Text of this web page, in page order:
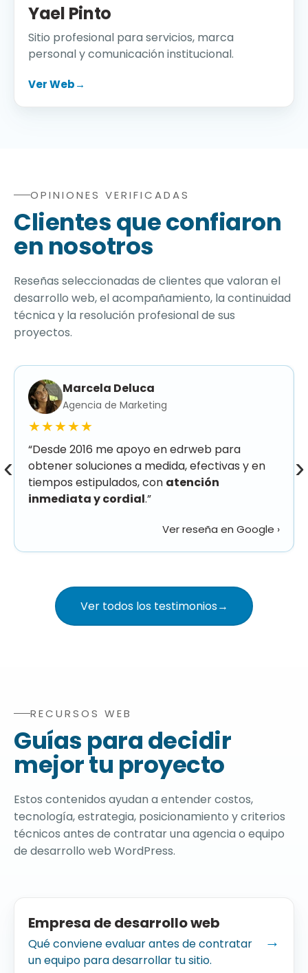
Yael Pinto
Sitio profesional para servicios, marca
personal y comunicación institucional.
Ver Web→
Opiniones verificadas de clientes sobre agencia de
OPINIONES VERIFICADAS
Clientes que confiaron
en nosotros
Reseñas seleccionadas de clientes que valoran el
desarrollo web, el acompañamiento, la continuidad
técnica y la resolución profesional de sus
proyectos.
‹
Marcela Deluca
Agencia de Marketing
★★★★★
“Desde 2016 me apoyo en edrweb para
obtener soluciones a medida, efectivas y en
tiempos estipulados, con atención
inmediata y cordial.”
Ver reseña en Google ›
›
Ver todos los testimonios→
Recursos del blog relacionados con agencia de
RECURSOS WEB
Guías para decidir
mejor tu proyecto
Estos contenidos ayudan a entender costos,
tecnología, estrategia, posicionamiento y criterios
técnicos antes de contratar una agencia o equipo
de desarrollo web WordPress.
Empresa de desarrollo web
Qué conviene evaluar antes de contratar
un equipo para desarrollar tu sitio.
→